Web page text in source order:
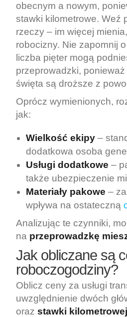
obecnym a nowym,
stawki kilometrowe. Weź
rzeczy – im więcej
robocizny. Nie zapomnij
liczba pięter mogą
przeprowadzki,
święta są droższe z
Oprócz wymienionych,
jak:
Wielkość ekipy –
dodatkowa osoba
Usługi dodatkowe –
także ubezpieczenie
Materiały pakowe –
wpływa na ostateczną
Analizując te czynniki,
na przeprowadzkę
Jak obliczane są
roboczogodziny?
Oblicz ceny za usługi
uwzględnienie dwóch
oraz stawki kilometrowej